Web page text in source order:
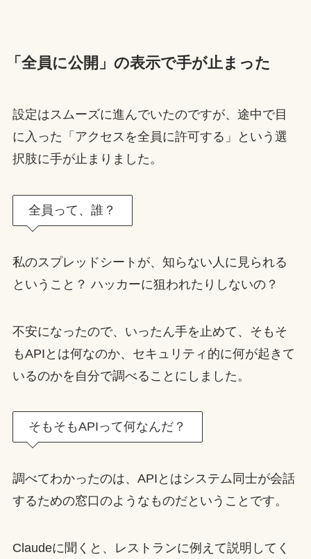
「全員に公開」の表示で手が止まった
設定はスムーズに進んでいたのですが、途中で目
に入った「アクセスを全員に許可する」という選
択肢に手が止まりました。
全員って、誰？
私のスプレッドシートが、知らない人に見られる
ということ？ ハッカーに狙われたりしないの？
不安になったので、いったん手を止めて、そもそ
もAPIとは何なのか、セキュリティ的に何が起きて
いるのかを自分で調べることにしました。
そもそもAPIって何なんだ？
調べてわかったのは、APIとはシステム同士が会話
するための窓口のようなものだということです。
Claudeに聞くと、レストランに例えて説明してく